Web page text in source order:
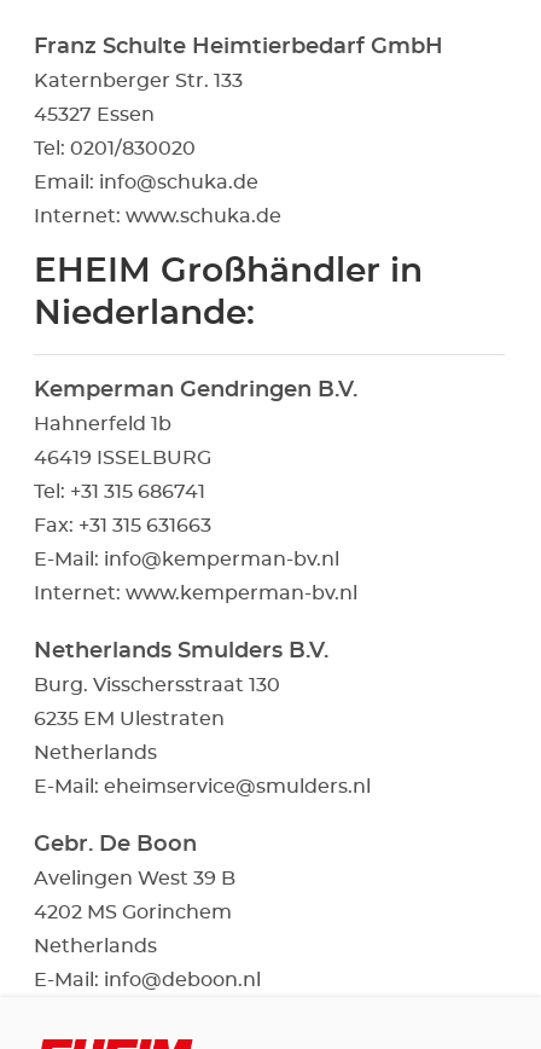
Franz Schulte Heimtierbedarf GmbH
Katernberger Str. 133
45327 Essen
Tel: 0201/830020
Email: info@schuka.de
Internet: www.schuka.de
EHEIM Großhändler in
Niederlande:
Kemperman Gendringen B.V.
Hahnerfeld 1b
46419 ISSELBURG
Tel: +31 315 686741
Fax: +31 315 631663
E-Mail: info@kemperman-bv.nl
Internet: www.kemperman-bv.nl
Netherlands Smulders B.V.
Burg. Visschersstraat 130
6235 EM Ulestraten
Netherlands
E-Mail: eheimservice@smulders.nl
Gebr. De Boon
Avelingen West 39 B
4202 MS Gorinchem
Netherlands
E-Mail: info@deboon.nl